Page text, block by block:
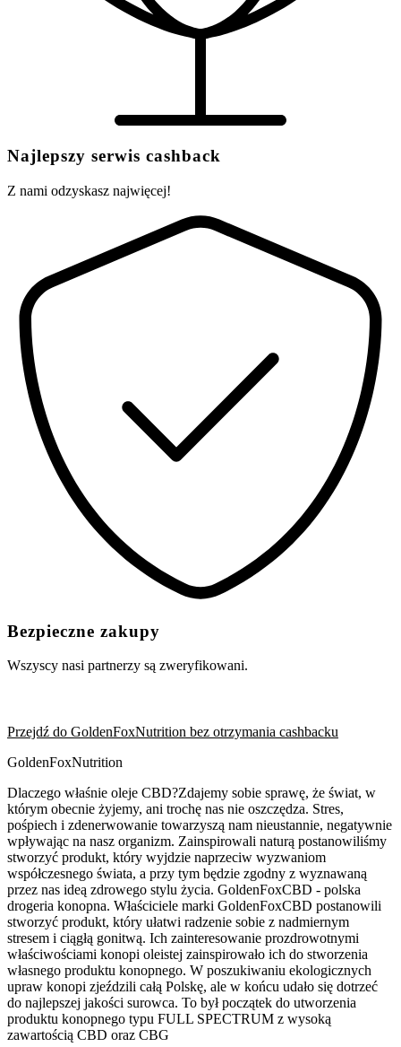
Najlepszy serwis cashback
Z nami odzyskasz najwięcej!
Bezpieczne zakupy
Wszyscy nasi partnerzy są zweryfikowani.
Przejdź do GoldenFoxNutrition bez otrzymania cashbacku
GoldenFoxNutrition
Dlaczego właśnie oleje CBD?Zdajemy sobie sprawę, że świat, w
którym obecnie żyjemy, ani trochę nas nie oszczędza. Stres,
pośpiech i zdenerwowanie towarzyszą nam nieustannie, negatywnie
wpływając na nasz organizm. Zainspirowali naturą postanowiliśmy
stworzyć produkt, który wyjdzie naprzeciw wyzwaniom
współczesnego świata, a przy tym będzie zgodny z wyznawaną
przez nas ideą zdrowego stylu życia. GoldenFoxCBD - polska
drogeria konopna. Właściciele marki GoldenFoxCBD postanowili
stworzyć produkt, który ułatwi radzenie sobie z nadmiernym
stresem i ciągłą gonitwą. Ich zainteresowanie prozdrowotnymi
właściwościami konopi oleistej zainspirowało ich do stworzenia
własnego produktu konopnego. W poszukiwaniu ekologicznych
upraw konopi zjeździli całą Polskę, ale w końcu udało się dotrzeć
do najlepszej jakości surowca. To był początek do utworzenia
produktu konopnego typu FULL SPECTRUM z wysoką
zawartością CBD oraz CBG